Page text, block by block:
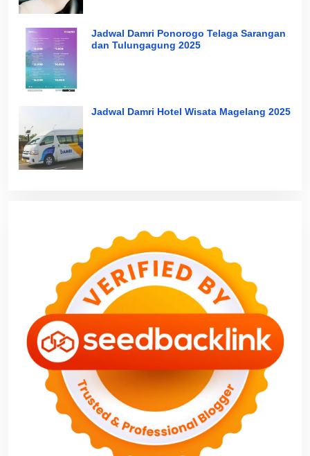
Jadwal Damri Ponorogo Telaga Sarangan
dan Tulungagung 2025
Jadwal Damri Hotel Wisata Magelang 2025